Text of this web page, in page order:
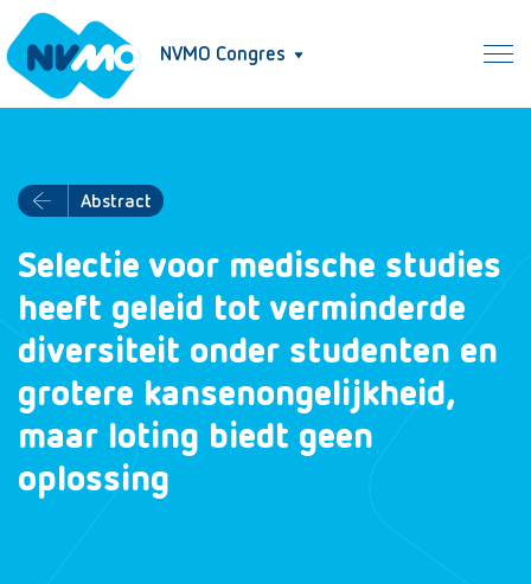
NVMO Congres
Abstract
Selectie voor medische studies
heeft geleid tot verminderde
diversiteit onder studenten en
grotere kansenongelijkheid,
maar loting biedt geen
oplossing